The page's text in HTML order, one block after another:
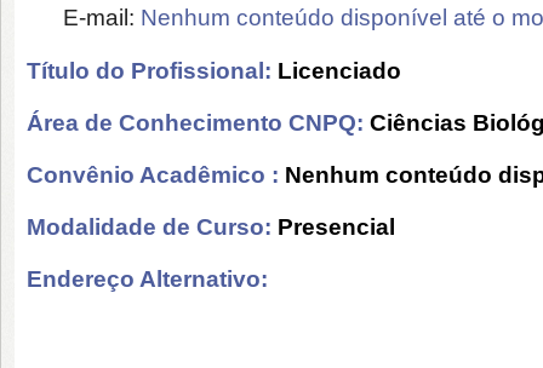
E-mail: Nenhum conteúdo disponível até o
Título do Profissional: Licenciado
Área de Conhecimento CNPQ: Ciências
Convênio Acadêmico : Nenhum conteúdo
Modalidade de Curso: Presencial
Endereço Alternativo: